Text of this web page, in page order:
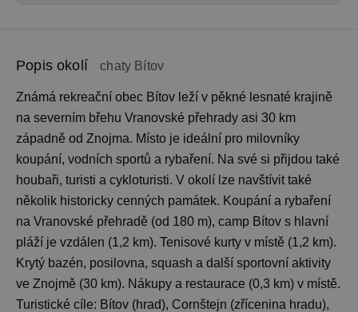
Popis okolí chaty Bítov
Známá rekreační obec Bítov leží v pěkné lesnaté krajině
na severním břehu Vranovské přehrady asi 30 km
západně od Znojma. Místo je ideální pro milovníky
koupání, vodních sportů a rybaření. Na své si přijdou také
houbaři, turisti a cykloturisti. V okolí lze navštívit také
několik historicky cenných památek. Koupání a rybaření
na Vranovské přehradě (od 180 m), camp Bítov s hlavní
pláží je vzdálen (1,2 km). Tenisové kurty v místě (1,2 km).
Krytý bazén, posilovna, squash a další sportovní aktivity
ve Znojmě (30 km). Nákupy a restaurace (0,3 km) v místě.
Turistické cíle: Bítov (hrad), Cornštejn (zřícenina hradu),